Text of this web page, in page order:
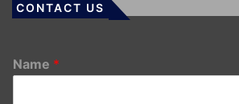
CONTACT US
Name *